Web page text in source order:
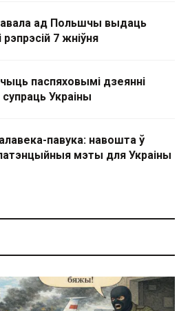
ад Польшчы выдаць
рэпрэсій 7 жніўня
паспяховымі дзеянні
супраць Украіны
павука: навошта ў
мэты для Украіны